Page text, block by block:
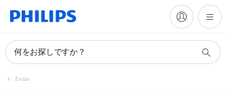
何をお探しですか？
Evnia
マニュアルとドキュメント